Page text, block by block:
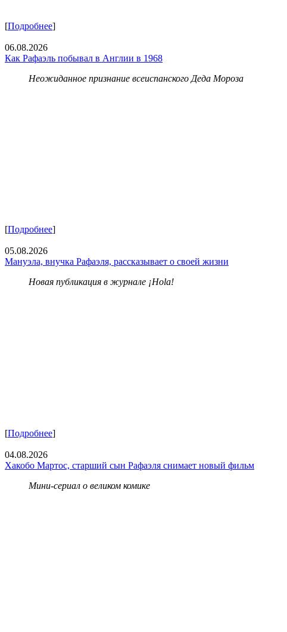
[Подробнее]
06.08.2026
Как Рафаэль побывал в Англии в 1968
Неожиданное признание всеиспанского Деда Мороза
[Подробнее]
05.08.2026
Мануэла, внучка Рафаэля, рассказывает о своей жизни
Новая публикация в журнале ¡Hola!
[Подробнее]
04.08.2026
Хакобо Мартос, старший сын Рафаэля снимает новый фильм
Мини-сериал о великом комике